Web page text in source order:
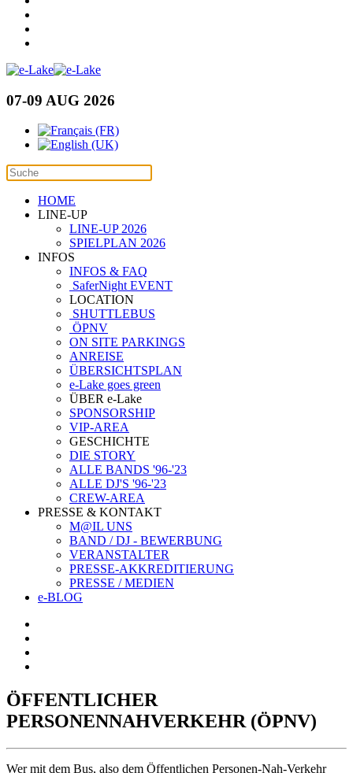
07-09 AUG 2026
HOME
LINE-UP
LINE-UP 2026
SPIELPLAN 2026
INFOS
INFOS & FAQ
SaferNight EVENT
LOCATION
SHUTTLEBUS
ÖPNV
ON SITE PARKINGS
ANREISE
ÜBERSICHTSPLAN
e-Lake goes green
ÜBER e-Lake
SPONSORSHIP
VIP-AREA
GESCHICHTE
DIE STORY
ALLE BANDS '96-'23
ALLE DJ'S '96-'23
CREW-AREA
PRESSE & KONTAKT
M@IL UNS
BAND / DJ - BEWERBUNG
VERANSTALTER
PRESSE-AKKREDITIERUNG
PRESSE / MEDIEN
e-BLOG
ÖFFENTLICHER
PERSONENNAHVERKEHR (ÖPNV)
Wer mit dem Bus, also dem Öffentlichen Personen-Nah-Verkehr